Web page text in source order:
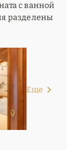
с ванной
разделены
Еще